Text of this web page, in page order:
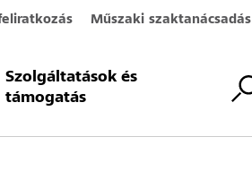
Műszaki szaktanácsadás
Szolgáltatások és
támogatás
foci VB